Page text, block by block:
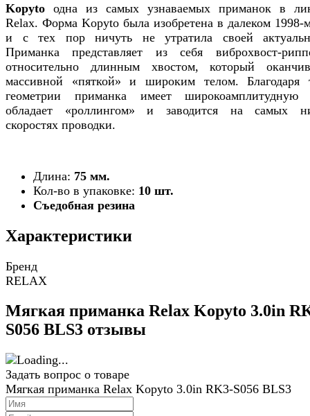
Kopyto одна из самых узнаваемых приманок в
Relax. Форма Kopyto была изобретена в далеком 1998-
и с тех пор ничуть не утратила своей
Приманка представляет из себя виброхвост-
относительно длинным хвостом, который
массивной «пяткой» и широким телом. Благодаря
геометрии приманка имеет широкоамплитудную
обладает «роллингом» и заводится на самых
скоростях проводки.
Длина: 75 мм.
Кол-во в упаковке: 10 шт.
Съедобная резина
Характеристики
Бренд
RELAX
Мягкая приманка Relax Kopyto 3.0in
S056 BLS3 отзывы
Задать вопрос о товаре
Мягкая приманка Relax Kopyto 3.0in RK3-S056 BLS3